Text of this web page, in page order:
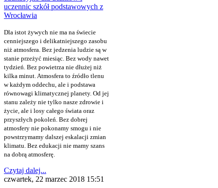
Dla istot żywych nie ma na świecie
cenniejszego i delikatniejszego zasobu
niż atmosfera. Bez jedzenia ludzie są w
stanie przeżyć miesiąc. Bez wody nawet
tydzień. Bez powietrza nie dłużej niż
kilka minut. Atmosfera to źródło tlenu
w każdym oddechu, ale i podstawa
równowagi klimatycznej planety. Od jej
stanu zależy nie tylko nasze zdrowie i
życie, ale i losy całego świata oraz
przyszłych pokoleń. Bez dobrej
atmosfery nie pokonamy smogu i nie
powstrzymamy dalszej eskalacji zmian
klimatu. Bez edukacji nie mamy szans
na dobrą atmosferę.
Czytaj dalej...
czwartek, 22 marzec 2018 15:51